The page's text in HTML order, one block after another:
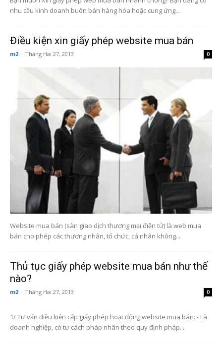
nhu cầu kinh doanh buôn bán hàng hóa hoặc cung ứng...
Điều kiện xin giấy phép website mua bán
m2 - Tháng Hai 27, 2013 0
Website mua bán (sàn giao dịch thương mại điện tử) là web mua
bán cho phép các thương nhân, tổ chức, cá nhân không...
Thủ tục giấy phép website mua bán như thế
nào?
m2 - Tháng Hai 27, 2013 0
1/ Tư vấn điều kiện cấp giấy phép hoạt động website mua bán: - Là
doanh nghiệp, có tư cách pháp nhân theo quy định pháp...